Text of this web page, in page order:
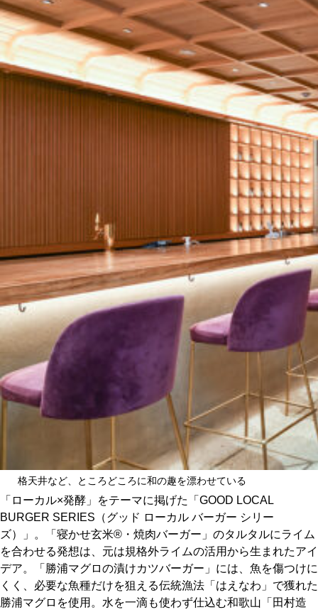
格天井など、ところどころに和の趣を漂わせている
「ローカル×発酵」をテーマに掲げた「GOOD LOCAL
BURGER SERIES（グッド ローカル バーガー シリー
ズ）」。「寝かせ玄米®・焼肉バーガー」のタルタルにライム
を合わせる発想は、元は規格外ライムの活用から生まれたアイ
デア。「勝浦マグロの漬けカツバーガー」には、魚を傷つけに
くく、必要な魚種だけを狙える伝統漁法「はえなわ」で獲れた
勝浦マグロを使用。水を一滴も使わず仕込む和歌山「田村造